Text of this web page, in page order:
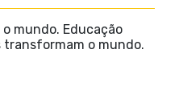
mundo. Educação
transformam o mundo.